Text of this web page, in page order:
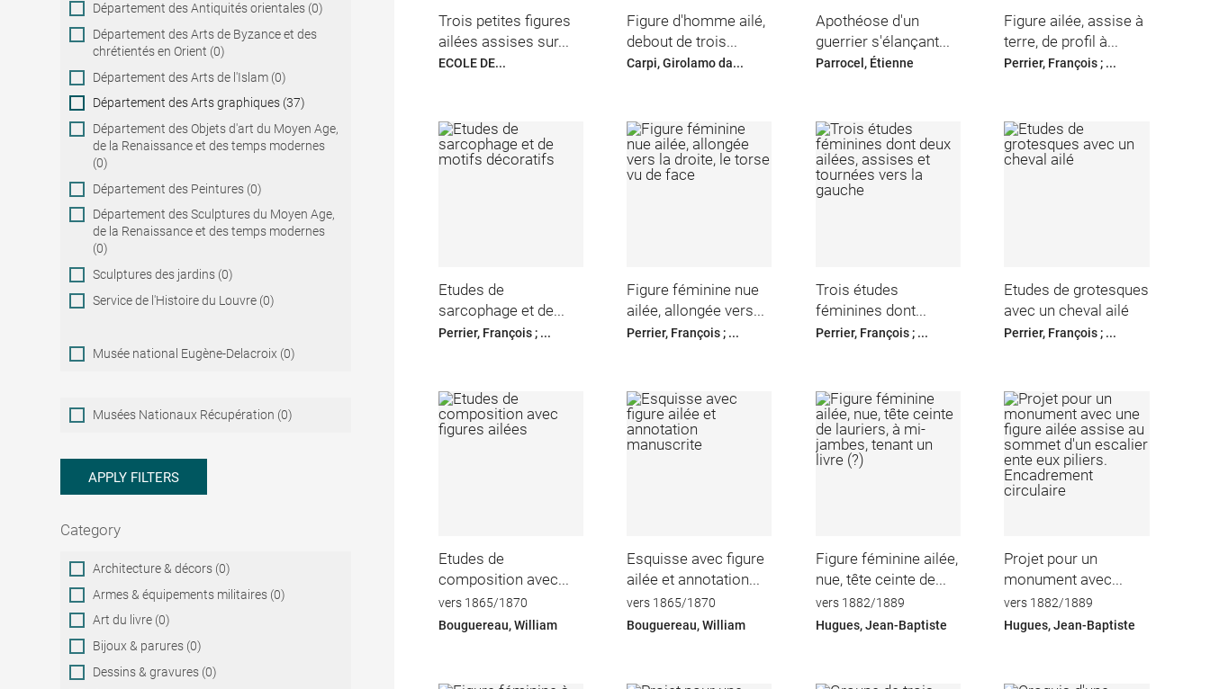
Département des Antiquités orientales (0)
Département des Arts de Byzance et des
chrétientés en Orient (0)
Département des Arts de l'Islam (0)
Département des Arts graphiques (37)
Département des Objets d'art du Moyen Age,
de la Renaissance et des temps modernes
(0)
Département des Peintures (0)
Département des Sculptures du Moyen Age,
de la Renaissance et des temps modernes
(0)
Sculptures des jardins (0)
Service de l'Histoire du Louvre (0)
Musée national Eugène-Delacroix (0)
Musées
Nationaux
Musées Nationaux Récupération (0)
APPLY FILTERS
Category
Category
Architecture & décors (0)
Armes & équipements militaires (0)
Art du livre (0)
Bijoux & parures (0)
Dessins & gravures (0)
Trois petites figures
ailées assises sur...
ECOLE DE...
Figure d'homme ailé,
debout de trois...
Carpi, Girolamo da...
Apothéose d'un
guerrier s'élançant...
Parrocel, Étienne
Figure ailée, assise à
terre, de profil à...
Perrier, François ; ...
Etudes de
sarcophage et de...
Perrier, François ; ...
Figure féminine nue
ailée, allongée vers...
Perrier, François ; ...
Trois études
féminines dont...
Perrier, François ; ...
Etudes de grotesques
avec un cheval ailé
Perrier, François ; ...
Etudes de
composition avec...
vers 1865/1870
Bouguereau, William
Esquisse avec figure
ailée et annotation...
vers 1865/1870
Bouguereau, William
Figure féminine ailée,
nue, tête ceinte de...
vers 1882/1889
Hugues, Jean-Baptiste
Projet pour un
monument avec...
vers 1882/1889
Hugues, Jean-Baptiste